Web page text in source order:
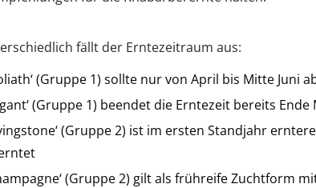
fällt der Erntezeitraum aus:
(Gruppe 1) sollte nur von April bis Mitte Juni
(Gruppe 1) beendet die Erntezeit bereits Ende
(Gruppe 2) ist im ersten Standjahr
(Gruppe 2) gilt als frühreife Zuchtform